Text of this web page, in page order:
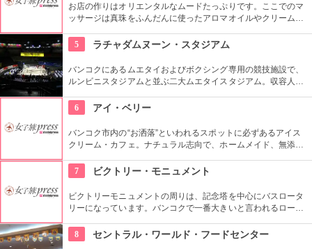
お店の作りはオリエンタルなムードたっぷりです。ここでのマ
ッサージは真珠をふんだんに使ったアロマオイルやクリームを
にとって一番ふさわしい組み合わせを店側がチョイスして施術
してくれます。
5 ラチャダムヌーン・スタジアム
バンコクにあるムエタイおよびボクシング専用の競技施設で、
ルンビニスタジアムと並ぶ二大ムエタイスタジアム。収容人数
戦したい。
6 アイ・ベリー
バンコク市内の“お洒落”といわれるスポットに必ずあるアイス
クリーム・カフェ。ナチュラル志向で、ホームメイド、無添
アイスクリームや、シャーベットは、地元っ子にも、日本人観
光客にも人気。40種類以上の品ぞろえで迷ってしまいそう。店
内では食事も出来る。
7 ビクトリー・モニュメント
ビクトリーモニュメントの周りは、記念塔を中心にバスロータ
リーになっています。バンコクで一番大きいと言われるロータ
露天が沢山並んでいて、深夜まで賑わっています。屋台ではバ
ンコクのお菓子やタイ料理などをリーズナブルに食べる事がで
8 セントラル・ワールド・フードセンター